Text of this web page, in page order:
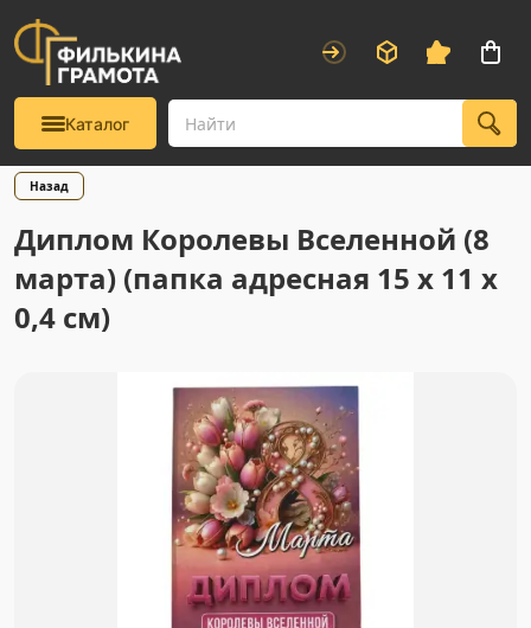
Каталог
Назад
Диплом Королевы Вселенной (8
марта) (папка адресная 15 х 11 х
0,4 см)